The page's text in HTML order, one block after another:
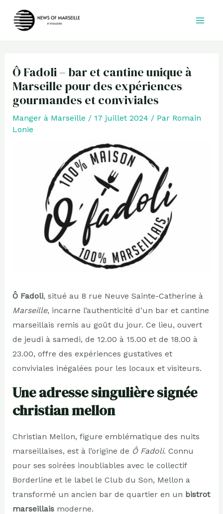
Ô Fadoli – bar et cantine unique à
Marseille pour des expériences
gourmandes et conviviales
Manger à Marseille / 17 juillet 2024 / Par Romain
Lonie
Ô Fadoli, situé au 8 rue Neuve Sainte-Catherine à
Marseille, incarne l’authenticité d’un bar et cantine
marseillais remis au goût du jour. Ce lieu, ouvert
de jeudi à samedi, de 12.00 à 15.00 et de 18.00 à
23.00, offre des expériences gustatives et
conviviales inégalées pour les locaux et visiteurs.
Une adresse singulière signée
christian mellon
Christian Mellon, figure emblématique des nuits
marseillaises, est à l’origine de Ô Fadoli. Connu
pour ses soirées inoubliables avec le collectif
Borderline et le label le Club du Son, Mellon a
transformé un ancien bar de quartier en un bistrot
marseillaismoderne.